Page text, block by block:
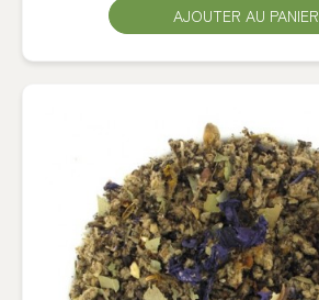
AJOUTER AU PANIER